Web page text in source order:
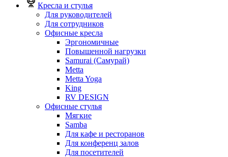
Кресла и стулья
Для руководителей
Для сотрудников
Офисные кресла
Эргономичные
Повышенной нагрузки
Samurai (Самурай)
Metta
Metta Yoga
King
RV DESIGN
Офисные стулья
Мягкие
Samba
Для кафе и ресторанов
Для конференц залов
Для посетителей